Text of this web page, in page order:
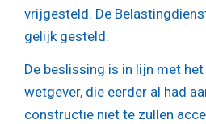
vrijgesteld. De
gelijk gesteld.
De beslissing is in lijn met
wetgever, die eerder al had
constructie niet te zullen